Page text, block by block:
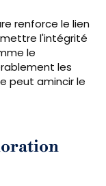
renforce le lien
l'intégrité
le
les
peut amincir le